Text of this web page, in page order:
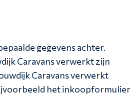
gegevens achter.
Caravans verwerkt zijn
Caravans verwerkt
het inkoopformulier